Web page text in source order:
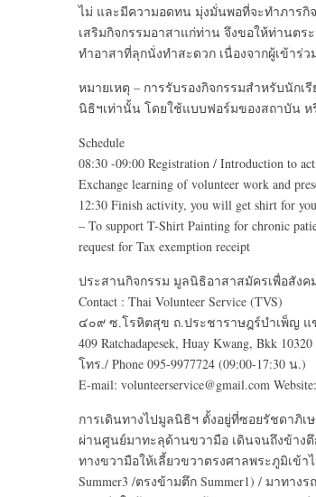
ไม่ และมีความอดทน มุ่งมั่นพอที่จะทำภารกิ
เสริมกิจกรรมอาสาแก่ท่าน จึงขอให้ท่านตร
ทำอาสาที่ลุกนั่งทำสะดวก เนื่องจากผู้เข้าร่
หมายเหตุ – การรับรองกิจกรรมสำหรับนัก
นิธิฯเท่านั้น โดยใช้แบบฟอร์มของสถาบัน ห
Schedule
08:30 -09:00 Registration / Introduction to
Exchange learning of volunteer work and
12:30 Finish activity, you will get shirt for
– To support T-Shirt Painting for chronic
request for Tax exemption receipt
ประสานกิจกรรม มูลนิธิอาสาสมัครเพื่อสังค
Contact : Thai Volunteer Service (TVS)
๔๐๙ ซ.โรหิตสุข ถ.ประชาราษฎร์บำเพ็ญ แ
409 Ratchadapesek, Huay Kwang, Bkk 10320
โทร./ Phone 095-9977724 (09:00-17:30 น.)
E-mail: volunteerservice@gmail.com
การเดินทางไปมูลนิธิฯ ตั้งอยู่ที่ซอยรัชดาภิ
ผ่านศูนย์มาทะลุด้านขวามือ เดินจนถึงข้าง
ทางขวามือให้เลี้ยวขวาตรงศาลพระภูมิเข้
Summer3 /ตรงข้ามตึก Summer1) / มาทาง